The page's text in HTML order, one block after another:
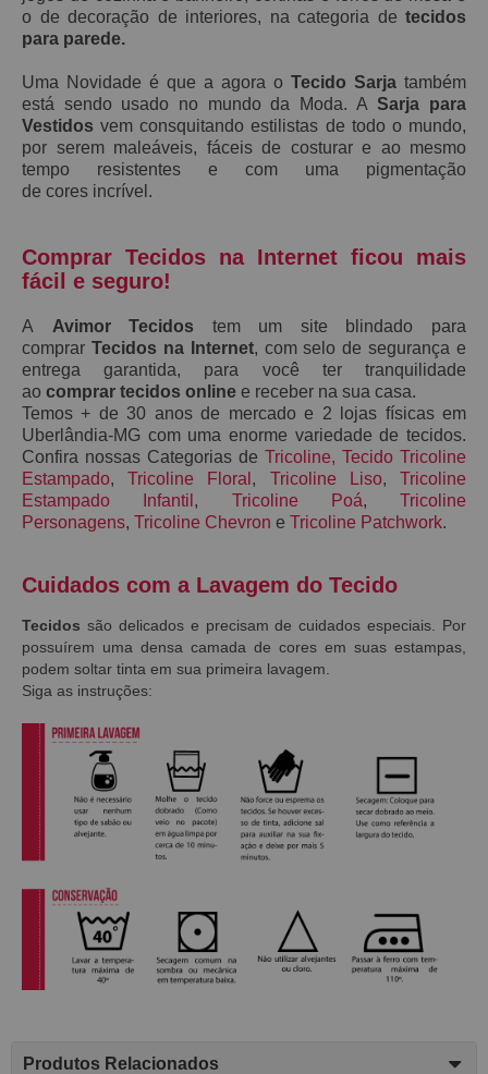
o de decoração de interiores, na categoria de tecidos
para parede.
Uma Novidade é que a agora o Tecido Sarja também
está sendo usado no mundo da Moda. ASarja para
Vestidos vem consquitando estilistas de todo o mundo,
por serem maleáveis, fáceis de costurar e ao mesmo
tempo resistentes e com uma pigmentação
de cores incrível.
Comprar Tecidos na Internet ficou mais
fácil e seguro!
A Avimor Tecidos tem um site blindado para
comprar Tecidos na Internet, com selo de segurança e
entrega garantida, para você ter tranquilidade
ao comprar tecidos online e receber na sua casa.
Temos + de 30 anos de mercado e 2 lojas físicas em
Uberlândia-MG com uma enorme variedade de tecidos.
Confira nossas Categorias de Tricoline, Tecido Tricoline
Estampado,Tricoline Floral , Tricoline Liso,Tricoline
Estampado Infantil , Tricoline Poá, Tricoline
Personagens, Tricoline Chevron e Tricoline Patchwork.
Cuidados com a Lavagem do Tecido
Tecidos são delicados e precisam de cuidados especiais. Por
possuírem uma densa camada de cores em suas estampas,
podem soltar tinta em sua primeira lavagem.
Siga as instruções:
Produtos Relacionados